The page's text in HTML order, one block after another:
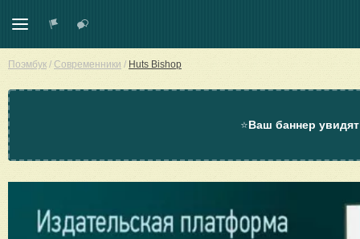
Поэмбук / Современники / Huts Bishop
⭐Ваш баннер